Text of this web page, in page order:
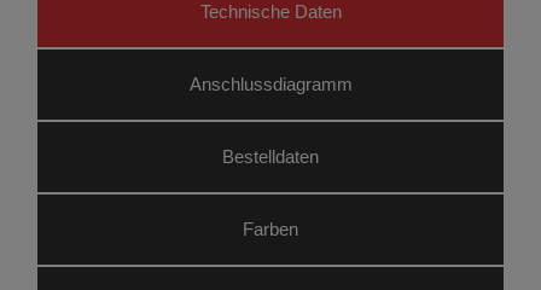
Technische Daten
Anschluss­diagramm
Bestelldaten
Farben